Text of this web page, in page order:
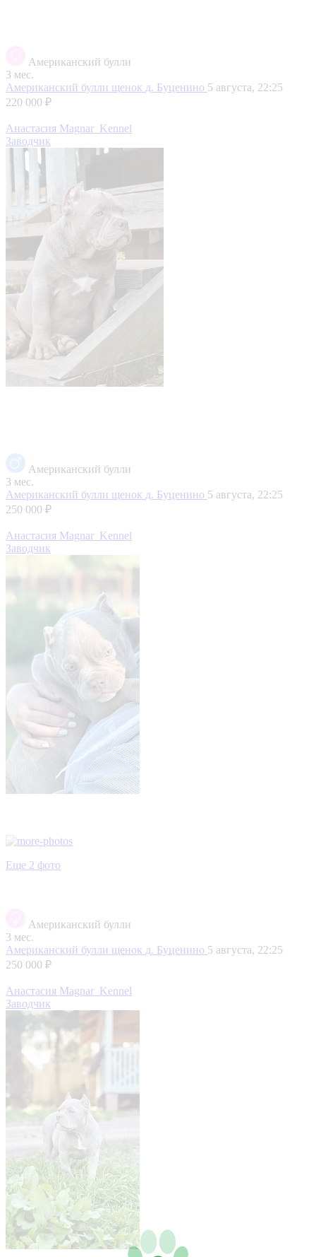
Американский булли
3 мес.
Американский булли щенок д. Буценино 5 августа, 22:25
220 000 ₽
Анастасия Magnar_Kennel
Заводчик
Американский булли
3 мес.
Американский булли щенок д. Буценино 5 августа, 22:25
250 000 ₽
Анастасия Magnar_Kennel
Заводчик
Еще 2 фото
Американский булли
3 мес.
Американский булли щенок д. Буценино 5 августа, 22:25
250 000 ₽
Анастасия Magnar_Kennel
Заводчик